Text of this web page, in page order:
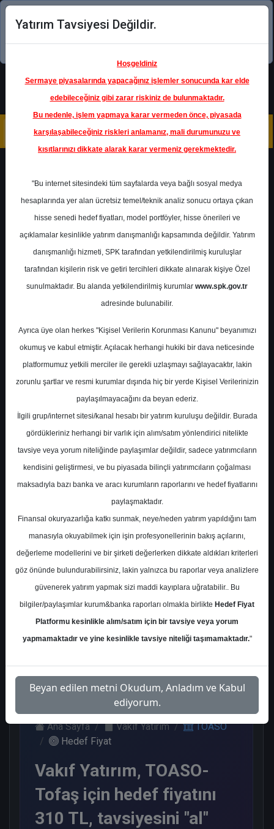
Şimdi uygulamayı indirin!
TOASO- TOFAŞ TÜRK
OTOMOBİL FABRİKASI A.Ş.
Hedef Fiyat 310.00 ₺
Getiri
%0.00
0 1
En Yüksek Tahmin
Ortalama Fiyat Tahmini
Ortalama Getiri Potansiyeli
Kurum Sayısı
17
10 1
Paralel
Get.
2
Üstü
Get.
3
Yok
1
Salı, 29 Temmuz 2025
Ana Sayfa Vakıf Yatırım
TOASO
Hedef Fiyat
Vakıf Yatırım, TOASO-
Tofaş için hedef fiyatını
310 TL, tavsiyesini "al"
Yatırım Tavsiyesi Değildir.
Hoşgeldiniz
Sermaye piyasalarında yapacağınız işlemler sonucunda kar elde
edebileceğiniz gibi zarar riskiniz de bulunmaktadır.
Bu nedenle, işlem yapmaya karar vermeden önce, piyasada
karşılaşabileceğiniz riskleri anlamanız, mali durumunuzu ve
kısıtlarınızı dikkate alarak karar vermeniz gerekmektedir.
"Bu internet sitesindeki tüm sayfalarda veya bağlı sosyal medya
hesaplarında yer alan ücretsiz temel/teknik analiz sonucu ortaya çıkan
hisse senedi hedef fiyatları, model portföyler, hisse önerileri ve
açıklamalar kesinlikle yatırım danışmanlığı kapsamında değildir. Yatırım
danışmanlığı hizmeti, SPK tarafından yetkilendirilmiş kuruluşlar
tarafından kişilerin risk ve getiri tercihleri dikkate alınarak kişiye Özel
sunulmaktadır. Bu alanda yetkilendirilmiş kurumlar www.spk.gov.tr
adresinde bulunabilir.
Ayrıca üye olan herkes "Kişisel Verilerin Korunması Kanunu" beyanımızı
okumuş ve kabul etmiştir. Açılacak herhangi hukiki bir dava neticesinde
platformumuz yetkili merciler ile gerekli uzlaşmayı sağlayacaktır, lakin
zorunlu şartlar ve resmi kurumlar dışında hiç bir yerde Kişisel Verilerinizin
paylaşılmayacağını da beyan ederiz.
İlgili grup/internet sitesi/kanal hesabı bir yatırım kuruluşu değildir. Burada
gördükleriniz herhangi bir varlık için alım/satım yönlendirici nitelikte
tavsiye veya yorum niteliğinde paylaşımlar değildir, sadece yatırımcıların
kendisini geliştirmesi, ve bu piyasada bilinçli yatırımcıların çoğalması
maksadıyla bazı banka ve aracı kurumların raporlarını ve hedef fiyatlarını
paylaşmaktadır.
Finansal okuryazarlığa katkı sunmak, neye/neden yatırım yapıldığını tam
manasıyla okuyabilmek için işin profesyonellerinin bakış açılarını,
değerleme modellerini ve bir şirketi değerlerken dikkate aldıkları kriterleri
göz önünde bulundurabilirsiniz, lakin yalnızca bu raporlar veya analizlere
güvenerek yatırım yapmak sizi maddi kayıplara uğratabilir.. Bu
bilgiler/paylaşımlar kurum&banka raporları olmakla birlikte Hedef Fiyat
Platformu kesinlikle alım/satım için bir tavsiye veya yorum
yapmamaktadır ve yine kesinlikle tavsiye niteliği taşımamaktadır."
Beyan edilen metni Okudum, Anladım ve Kabul
ediyorum.